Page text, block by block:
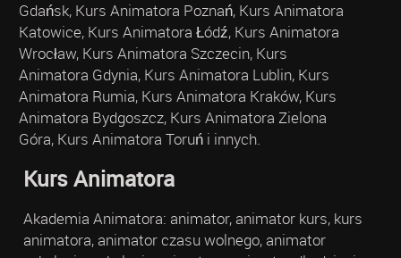
Gdańsk, Kurs Animatora Poznań, Kurs Animatora
Katowice, Kurs Animatora Łódź, Kurs Animatora
Wrocław, Kurs Animatora Szczecin, Kurs
Animatora Gdynia, Kurs Animatora Lublin, Kurs
Animatora Rumia, Kurs Animatora Kraków, Kurs
Animatora Bydgoszcz, Kurs Animatora Zielona
Góra, Kurs Animatora Toruń i innych.
Kurs Animatora
Akademia Animatora: animator, animator kurs, kurs
animatora, animator czasu wolnego, animator